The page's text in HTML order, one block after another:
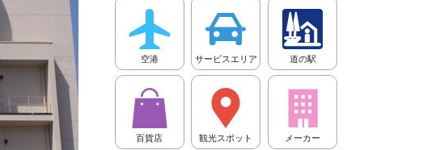
空港 サービスエリア 道の駅
百貨店 観光スポット メーカー